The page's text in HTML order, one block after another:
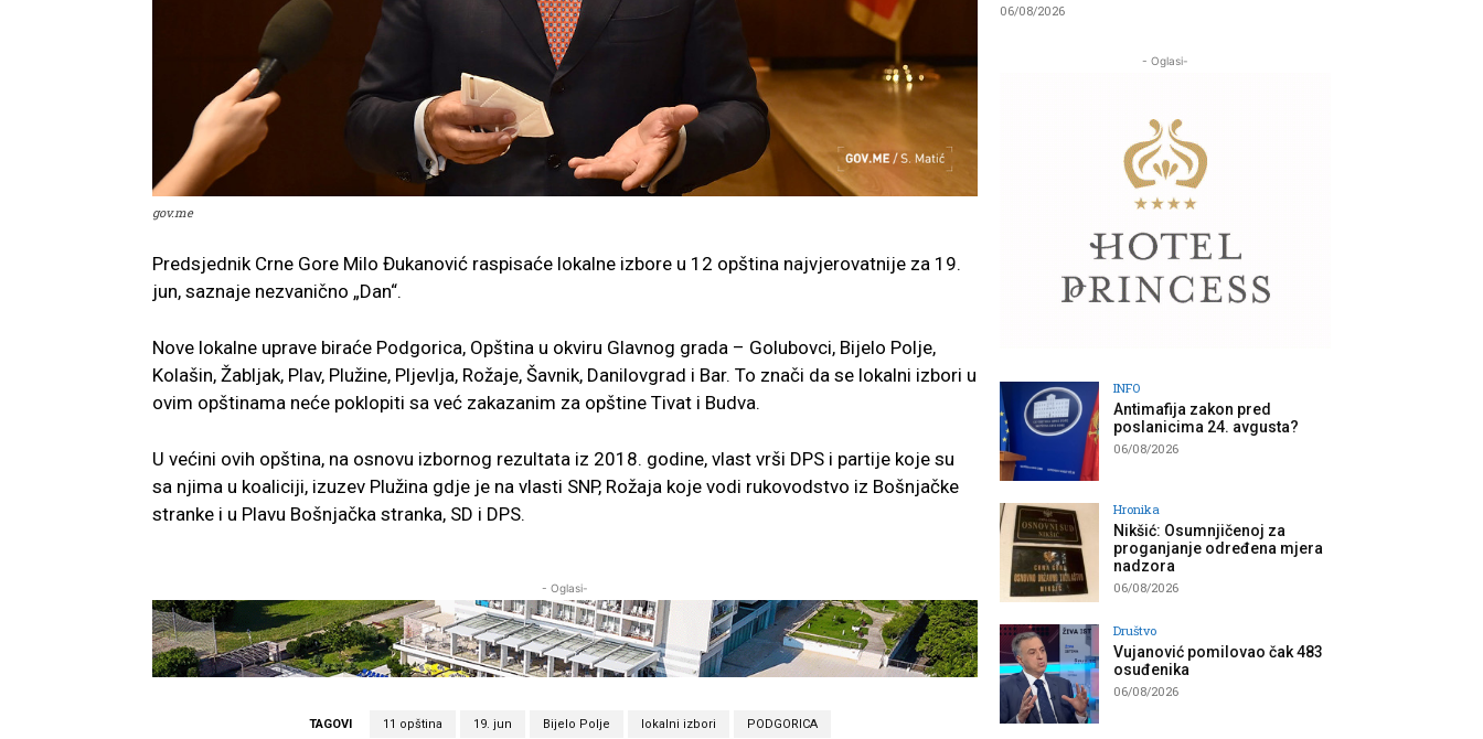
gov.me
Predsjednik Crne Gore Milo Đukanović raspisaće lokalne izbore u 12 opština najvjerovatnije za 19.
jun, saznaje nezvanično „Dan“.
Nove lokalne uprave biraće Podgorica, Opština u okviru Glavnog grada – Golubovci, Bijelo Polje,
Kolašin, Žabljak, Plav, Plužine, Pljevlja, Rožaje, Šavnik, Danilovgrad i Bar. To znači da se lokalni izbori u
ovim opštinama neće poklopiti sa već zakazanim za opštine Tivat i Budva.
U većini ovih opština, na osnovu izbornog rezultata iz 2018. godine, vlast vrši DPS i partije koje su
sa njima u koaliciji, izuzev Plužina gdje je na vlasti SNP, Rožaja koje vodi rukovodstvo iz Bošnjačke
stranke i u Plavu Bošnjačka stranka, SD i DPS.
- Oglasi-
TAGOVI 11 opština 19. jun Bijelo Polje lokalni izbori PODGORICA
06/08/2026
- Oglasi-
INFO
Antimafija zakon pred
poslanicima 24. avgusta?
06/08/2026
Hronika
Nikšić: Osumnjičenoj za
proganjanje određena mjera
nadzora
06/08/2026
Društvo
Vujanović pomilovao čak 483
osuđenika
06/08/2026